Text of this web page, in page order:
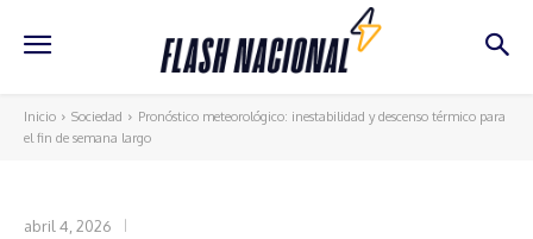
Inicio Sociedad
Pronóstico meteorológico: inestabilidad y descenso térmico para
el fin de semana largo
abril 4, 2026